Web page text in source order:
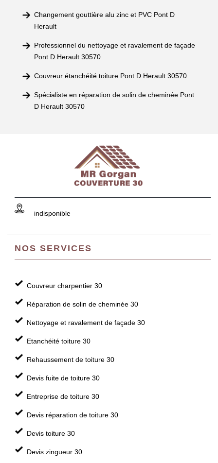
Changement gouttière alu zinc et PVC Pont D
Herault
Professionnel du nettoyage et ravalement de façade
Pont D Herault 30570
Couvreur étanchéité toiture Pont D Herault 30570
Spécialiste en réparation de solin de cheminée Pont
D Herault 30570
indisponible
NOS SERVICES
Couvreur charpentier 30
Réparation de solin de cheminée 30
Nettoyage et ravalement de façade 30
Etanchéité toiture 30
Rehaussement de toiture 30
Devis fuite de toiture 30
Entreprise de toiture 30
Devis réparation de toiture 30
Devis toiture 30
Devis zingueur 30